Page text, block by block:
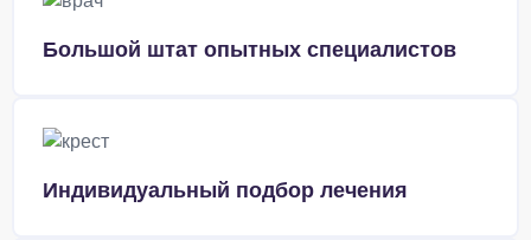
Большой штат опытных специалистов
Индивидуальный подбор лечения